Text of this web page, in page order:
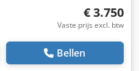
€ 3.750
Vaste prijs excl. btw
Bellen